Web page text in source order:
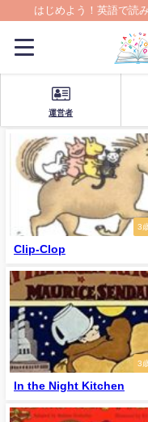
はじめよう！英語で読
運営者
3
Clip-Clop
3
In the Night Kitchen